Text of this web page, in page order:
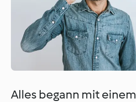
Alles begann mit einem